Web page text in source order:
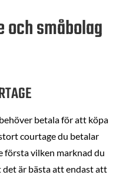
småbolag
betala för att köpa
courtage du betalar
första vilken marknad du
det är bästa att endast att